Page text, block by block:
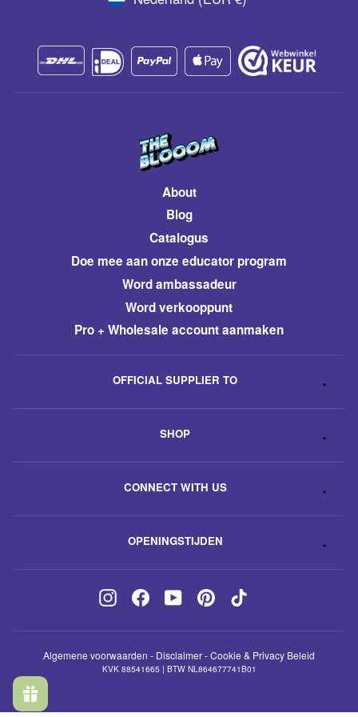
About
Blog
Catalogus
​Doe mee aan onze educator program
Word ambassadeur
​Word verkooppunt
Pro + Wholesale account aanmaken
OFFICIAL SUPPLIER TO
SHOP
CONNECT WITH US
OPENINGSTIJDEN
InstagramFacebook
YouTubePinterestTikTok
Algemene voorwaarden - Disclaimer-Cookie & Privacy Beleid
KVK 88541665 | BTW NL864677741B01